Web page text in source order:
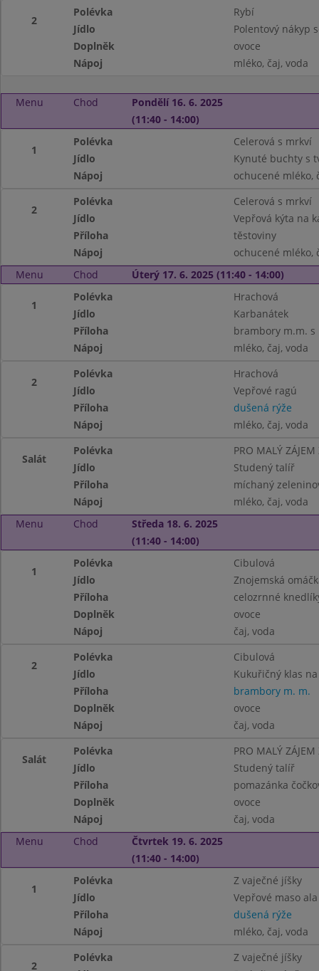
2
Polévka
Rybí
Jídlo
Polentový nákyp
Doplněk
ovoce
Nápoj
mléko, čaj, voda
Menu Chod
Pondělí 16. 6. 2025
(11:40 - 14:00)
1
Polévka
Celerová s mrkví
Jídlo
Kynuté buchty s
Nápoj
ochucené mléko,
2
Polévka
Celerová s mrkví
Jídlo
Vepřová kýta na
Příloha
těstoviny
Nápoj
ochucené mléko,
Menu
Chod Úterý 17. 6. 2025 (11:40 - 14:00)
1
Polévka
Hrachová
Jídlo
Karbanátek
Příloha
brambory m.m. s
Nápoj
mléko, čaj, voda
2
Polévka
Hrachová
Jídlo
Vepřové ragú
Příloha
dušená rýže
Nápoj
mléko, čaj, voda
Salát
Polévka
PRO MALÝ
Jídlo
Studený talíř
Příloha
míchaný
Nápoj
mléko, čaj, voda
Menu
Chod
Středa 18. 6. 2025
(11:40 - 14:00)
1
Polévka
Cibulová
Jídlo
Znojemská
Příloha
celozrnné
Doplněk
ovoce
Nápoj
čaj, voda
2
Polévka
Cibulová
Jídlo
Kukuřičný klas
Příloha
brambory m. m.
Doplněk
ovoce
Nápoj
čaj, voda
Salát
Polévka
PRO MALÝ
Jídlo
Studený talíř
Příloha
pomazánka
Doplněk
ovoce
Nápoj
čaj, voda
Menu
Chod
Čtvrtek 19. 6. 2025
(11:40 - 14:00)
1
Polévka
Z vaječné jíšky
Jídlo
Vepřové maso
Příloha
dušená rýže
Nápoj
mléko, čaj, voda
2
Polévka
Z vaječné jíšky